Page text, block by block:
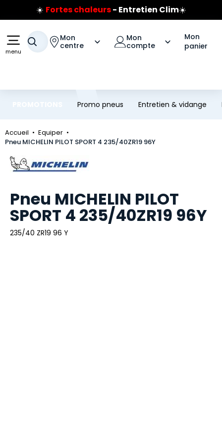
Aller au contenu principal
Aller à la navigation
☀️ Fortes chaleurs- Entretien Clim☀️
Prix coûtant pneus Bridgestone
🔥
Jusqu'à 120€ remboursés
sur les pneus Bridgestone
menu
Votre recherche
Mon
centre
Mon
compte
Mon
panier
Promo pneus Entretien & vidange
Accueil
Equiper
Pneu MICHELIN PILOT SPORT 4 235/40ZR19 96Y
Marque
Pneu MICHELIN PILOT
SPORT 4 235/40ZR19 96Y
235/40 ZR19 96 Y